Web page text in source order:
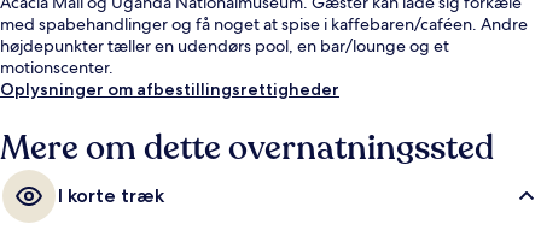
med spabehandlinger og få noget at spise i kaffebaren/caféen. Andre
højdepunkter tæller en udendørs pool, en bar/lounge og et
motionscenter.
Oplysninger om afbestillingsrettigheder
Mere om dette overnatningssted
I korte træk